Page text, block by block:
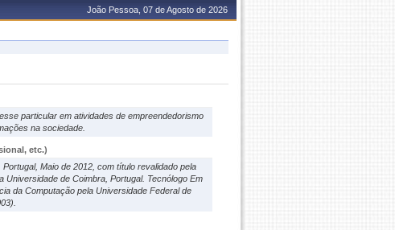
João Pessoa, 07 de Agosto de 2026
particular em atividades de empreendedorismo
na sociedade.
etc.)
Maio de 2012, com título revalidado pela
de Coimbra, Portugal. Tecnólogo Em
da Computação pela Universidade Federal de